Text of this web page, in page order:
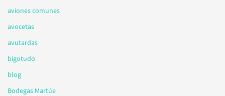
aviones comunes
avocetas
avutardas
bigotudo
blog
Bodegas Martúe